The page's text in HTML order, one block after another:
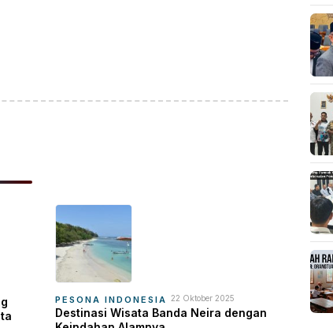
PESONA INDONESIA 22 Oktober 2025
Destinasi Wisata Banda Neira dengan